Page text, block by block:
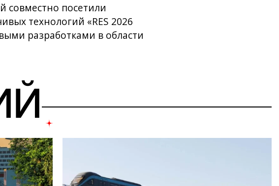
совместно посетили
технологий «RES 2026
разработками в области